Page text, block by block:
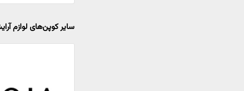
سایر کوپن‌های لوازم